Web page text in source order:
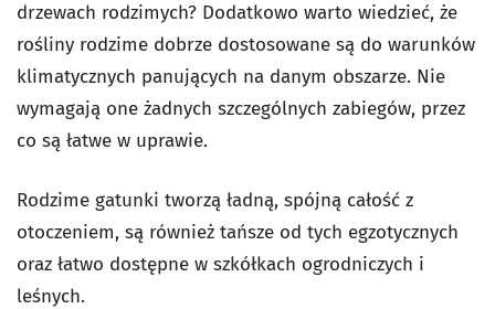
drzewach rodzimych? Dodatkowo warto wiedzieć, że
rośliny rodzime dobrze dostosowane są do warunków
klimatycznych panujących na danym obszarze. Nie
wymagają one żadnych szczególnych zabiegów, przez
co są łatwe w uprawie.
Rodzime gatunki tworzą ładną, spójną całość z
otoczeniem, są również tańsze od tych egzotycznych
oraz łatwo dostępne w szkółkach ogrodniczych i
leśnych.